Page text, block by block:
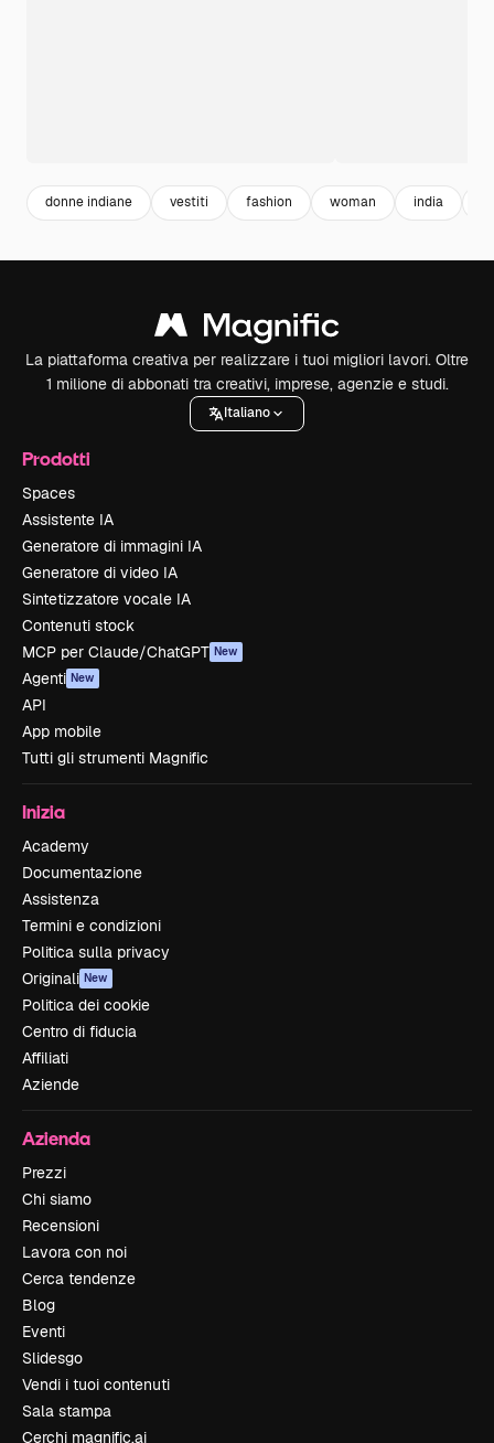
donne indiane vestiti fashion woman india
La piattaforma creativa per realizzare i tuoi migliori lavori. Oltre
1 milione di abbonati tra creativi, imprese, agenzie e studi.
Italiano
Prodotti
Spaces
Assistente IA
Generatore di immagini IA
Generatore di video IA
Sintetizzatore vocale IA
Contenuti stock
MCP per Claude/ChatGPT New
Agenti New
API
App mobile
Tutti gli strumenti Magnific
Inizia
Academy
Documentazione
Assistenza
Termini e condizioni
Politica sulla privacy
Originali New
Politica dei cookie
Centro di fiducia
Affiliati
Aziende
Azienda
Prezzi
Chi siamo
Recensioni
Lavora con noi
Cerca tendenze
Blog
Eventi
Slidesgo
Vendi i tuoi contenuti
Sala stampa
Cerchi magnific.ai